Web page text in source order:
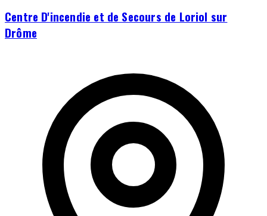
Centre D'incendie et de Secours de Loriol sur
Drôme